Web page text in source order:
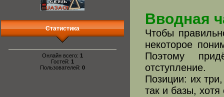
Статистика
Онлайн всего: 1
Гостей: 1
Пользователей: 0
Вводная
Чтобы
некоторое
Поэтому
отступление.
Позиции: их
так и базы, хотя